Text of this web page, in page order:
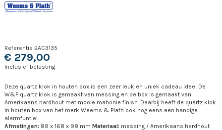
Referentie BAC3135
€ 279,00
Inclusief belasting
Deze quartz klok in houten box is een zeer leuk en uniek cadeau idee! De
W&P quartz klok is gemaakt van messing en de box is gemaakt van
Amerikaans hardhout met mooie mahonie finish. Daarbij heeft de quartz klok
in houten box van het merk Weems & Plath ook nog eens een handige
alarmfuntie!
Afmetingen: 89 x 168 x 98 mm Materiaal: messing / Amerikaans hardhout